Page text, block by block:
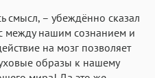
смысл, – убеждённо сказал
между нашим сознанием и
на мозг позволяет
образы к нашему